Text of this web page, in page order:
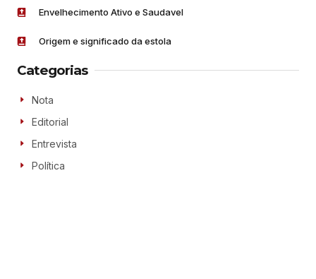
Envelhecimento Ativo e Saudavel
Origem e significado da estola
Categorias
Nota
Editorial
Entrevista
Política